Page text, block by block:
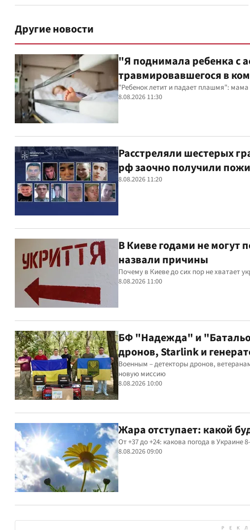
Другие новости
"Я поднимала ребенка с
травмировавшегося в
"Ребенок летит и падает плашмя":
8.08.2026 11:30
Расстреляли шестерых
рф заочно получили
8.08.2026 11:20
В Киеве годами не могут
назвали причины
Почему в Киеве до сих пор не хватает
8.08.2026 11:00
БФ "Надежда" и
дронов, Starlink и
Военным – детекторы дронов,
новую миссию
8.08.2026 10:00
Жара отступает: какой
От +37 до +24: какова погода в Украине
8.08.2026 09:00